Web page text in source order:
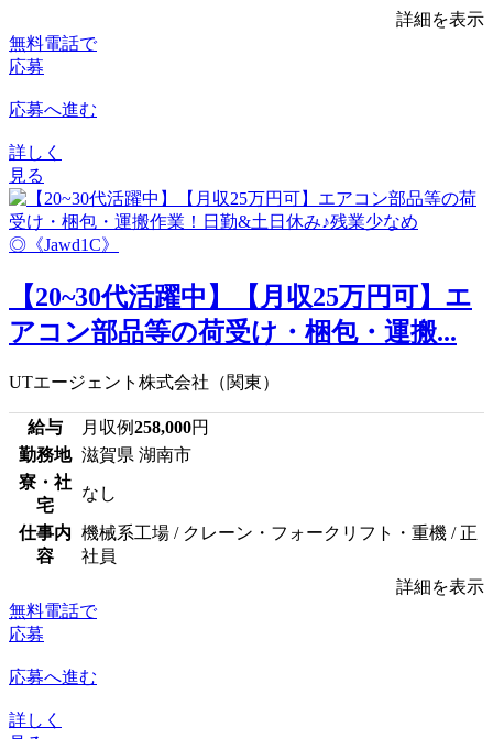
詳細を表示
無料電話で
応募
応募へ進む
詳しく
見る
【20~30代活躍中】【月収25万円可】エ
アコン部品等の荷受け・梱包・運搬...
UTエージェント株式会社（関東）
給与 月収例258,000円
勤務地 滋賀県 湖南市
寮・社
宅
なし
仕事内
容
機械系工場 / クレーン・フォークリフト・重機 / 正
社員
詳細を表示
無料電話で
応募
応募へ進む
詳しく